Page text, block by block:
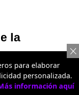
la
Metro
para elaborar
personalizada.
información aquí